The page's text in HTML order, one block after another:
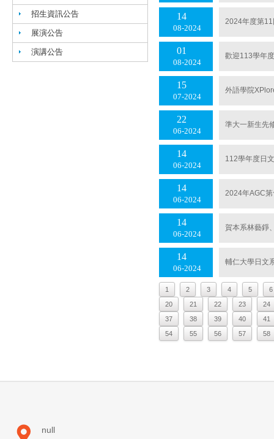
招生資訊公告
展演公告
演講公告
08 2024
14 2024年度第
08 2024
01 歡迎113學年
07 2024
15 外語學院
06 2024
22 準大一新生先
06 2024
14 112學年度日
06 2024
14 2024年AGC
06 2024
14 賀本系林藝錚
06 2024
14 輔仁大學日文
1 2 3 4 5
6
20
21 22 23
24
37
38 39 40
41
54
55 56 57 58
null